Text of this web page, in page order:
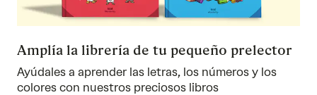
Amplía la librería de tu pequeño prelector
Ayúdales a aprender las letras, los números y los
colores con nuestros preciosos libros